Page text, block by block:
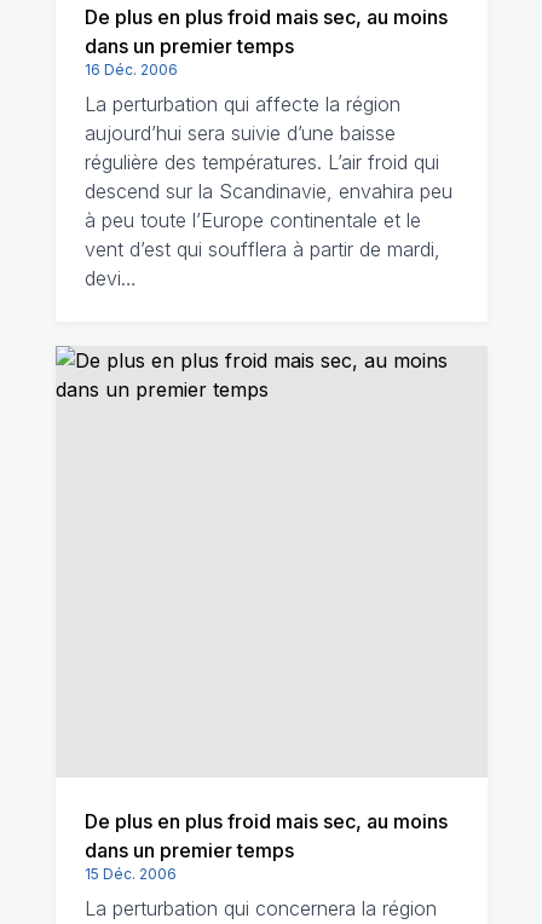
De plus en plus froid mais sec, au moins
dans un premier temps
16 Déc. 2006
La perturbation qui affecte la région
aujourd’hui sera suivie d’une baisse
régulière des températures. L’air froid qui
descend sur la Scandinavie, envahira peu
à peu toute l’Europe continentale et le
vent d’est qui soufflera à partir de mardi,
devi…
De plus en plus froid mais sec, au moins
dans un premier temps
15 Déc. 2006
La perturbation qui concernera la région